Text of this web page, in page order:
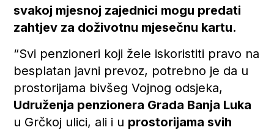
svakoj mjesnoj zajednici mogu predati
zahtjev za doživotnu mjesečnu kartu.
“Svi penzioneri koji žele iskoristiti pravo na
besplatan javni prevoz, potrebno je da u
prostorijama bivšeg Vojnog odsjeka,
Udruženja penzionera Grada Banja Luka
u Grčkoj ulici, ali i u prostorijama svih